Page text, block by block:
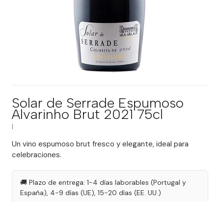
Solar de Serrade Espumoso
Alvarinho Brut 2021 75cl
Un vino espumoso brut fresco y elegante, ideal para
celebraciones.
🚚 Plazo de entrega: 1-4 días laborables (Portugal y
España), 4-9 días (UE), 15-20 días (EE. UU.)